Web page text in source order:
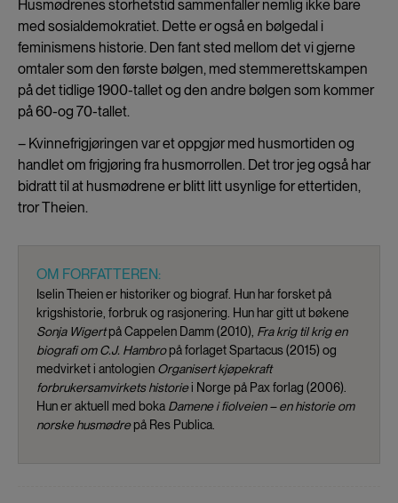
Husmødrenes storhetstid sammenfaller nemlig ikke bare
med sosialdemokratiet. Dette er også en bølgedal i
feminismens historie. Den fant sted mellom det vi gjerne
omtaler som den første bølgen, med stemmerettskampen
på det tidlige 1900-tallet og den andre bølgen som kommer
på 60-og 70-tallet.
– Kvinnefrigjøringen var et oppgjør med husmortiden og
handlet om frigjøring fra husmorrollen. Det tror jeg også har
bidratt til at husmødrene er blitt litt usynlige for ettertiden,
tror Theien.
OM FORFATTEREN:
Iselin Theien er historiker og biograf. Hun har forsket på
krigshistorie, forbruk og rasjonering. Hun har gitt ut bøkene
Sonja Wigertpå Cappelen Damm (2010), Fra krig til krig en
biografi om C.J. Hambropå forlaget Spartacus (2015) og
medvirket i antologien Organisert kjøpekraft
forbrukersamvirkets historiei Norge på Pax forlag (2006).
Hun er aktuell med boka Damene i fiolveien – en historie om
norske husmødrepå Res Publica.